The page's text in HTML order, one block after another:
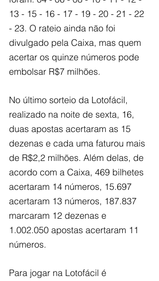
13 - 15 - 16 - 17 - 19 - 20 - 21 - 22
- 23. O rateio ainda não foi
divulgado pela Caixa, mas quem
acertar os quinze números pode
embolsar R$7 milhões.
No último sorteio da Lotofácil,
realizado na noite de sexta, 16,
duas apostas acertaram as 15
dezenas e cada uma faturou mais
de R$2,2 milhões. Além delas, de
acordo com a Caixa, 469 bilhetes
acertaram 14 números, 15.697
acertaram 13 números, 187.837
marcaram 12 dezenas e
1.002.050 apostas acertaram 11
números.
Para jogar na Lotofácil é